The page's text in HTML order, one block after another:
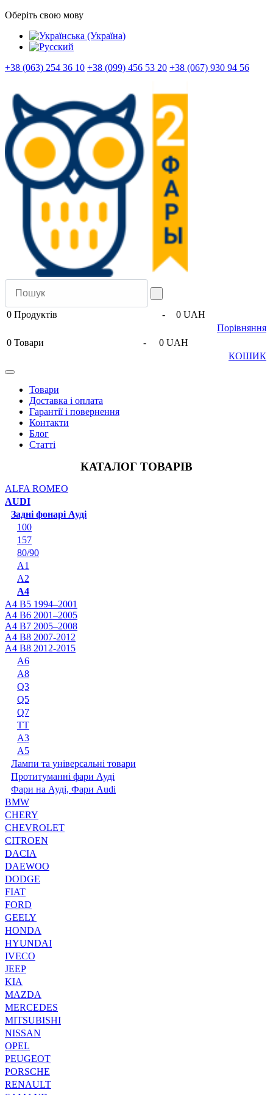
Оберіть свою мову
+38 (063) 254 36 10 +38 (099) 456 53 20 +38 (067) 930 94 56
0 Продуктів -
0 UAH
Порівняння
0 Товари -
0 UAH
КОШИК
Товари
Доставка і оплата
Гарантії і повернення
Контакти
Блог
Статті
КАТАЛОГ ТОВАРІВ
ALFA ROMEO
AUDI
Задні фонарі Ауді
100
157
80/90
A1
A2
A4
A4 B5 1994–2001
A4 B6 2001–2005
A4 B7 2005–2008
A4 B8 2007-2012
A4 B8 2012-2015
A6
A8
Q3
Q5
Q7
TT
А3
А5
Лампи та універсальні товари
Протитуманні фари Ауді
Фари на Ауді, Фари Audi
BMW
CHERY
CHEVROLET
CITROEN
DACIA
DAEWOO
DODGE
FIAT
FORD
GEELY
HONDA
HYUNDAI
IVECO
JEEP
KIA
MAZDA
MERCEDES
MITSUBISHI
NISSAN
OPEL
PEUGEOT
PORSCHE
RENAULT